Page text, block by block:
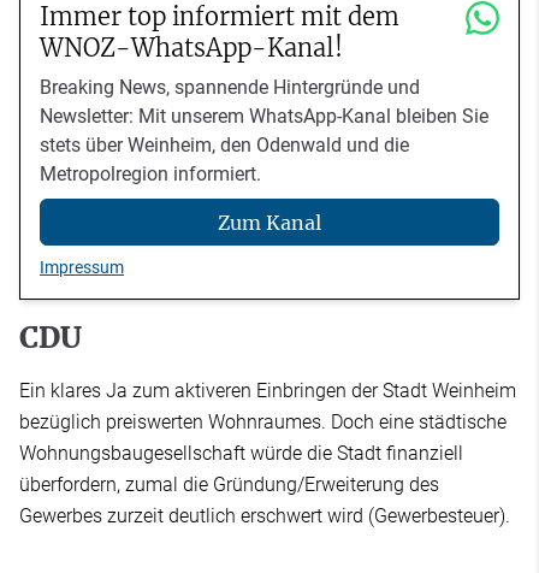
Immer top informiert mit dem
WNOZ-WhatsApp-Kanal!
Breaking News, spannende Hintergründe und
Newsletter: Mit unserem WhatsApp-Kanal bleiben Sie
stets über Weinheim, den Odenwald und die
Metropolregion informiert.
Zum Kanal
Impressum
CDU
Ein klares Ja zum aktiveren Einbringen der Stadt Weinheim
bezüglich preiswerten Wohnraumes. Doch eine städtische
Wohnungsbaugesellschaft würde die Stadt finanziell
überfordern, zumal die Gründung/Erweiterung des
Gewerbes zurzeit deutlich erschwert wird (Gewerbesteuer).